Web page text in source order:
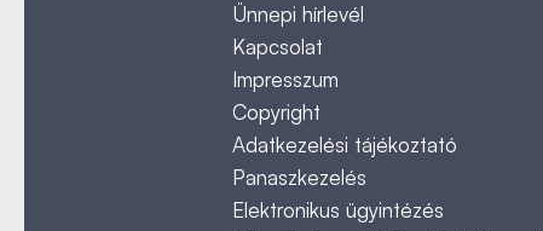
Ünnepi hírlevél
Kapcsolat
Impresszum
Copyright
Adatkezelési tájékoztató
Panaszkezelés
Elektronikus ügyintézés